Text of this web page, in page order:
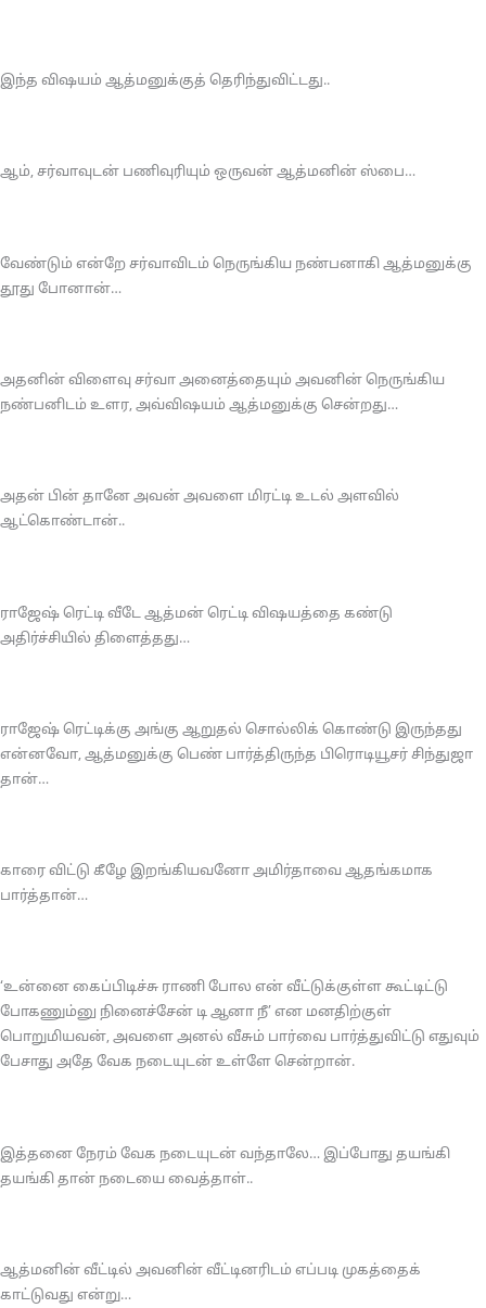
இந்த விஷயம் ஆத்மனுக்குத் தெரிந்துவிட்டது..
ஆம், சர்வாவுடன் பணிவுரியும் ஒருவன் ஆத்மனின் ஸ்பை…
வேண்டும் என்றே சர்வாவிடம் நெருங்கிய நண்பனாகி ஆத்மனுக்கு
தூது போனான்…
அதனின் விளைவு சர்வா அனைத்தையும் அவனின் நெருங்கிய
நண்பனிடம் உளர, அவ்விஷயம் ஆத்மனுக்கு சென்றது…
அதன் பின் தானே அவன் அவளை மிரட்டி உடல் அளவில்
ஆட்கொண்டான்..
ராஜேஷ் ரெட்டி வீடே ஆத்மன் ரெட்டி விஷயத்தை கண்டு
அதிர்ச்சியில் திளைத்தது…
ராஜேஷ் ரெட்டிக்கு அங்கு ஆறுதல் சொல்லிக் கொண்டு இருந்தது
என்னவோ, ஆத்மனுக்கு பெண் பார்த்திருந்த பிரொடியூசர் சிந்துஜா
தான்…
காரை விட்டு கீழே இறங்கியவனோ அமிர்தாவை ஆதங்கமாக
பார்த்தான்…
‘உன்னை கைப்பிடிச்சு ராணி போல என் வீட்டுக்குள்ள கூட்டிட்டு
போகணும்னு நினைச்சேன் டி ஆனா நீ’ என மனதிற்குள்
பொறுமியவன், அவளை அனல் வீசும் பார்வை பார்த்துவிட்டு எதுவும்
பேசாது அதே வேக நடையுடன் உள்ளே சென்றான்.
இத்தனை நேரம் வேக நடையுடன் வந்தாலே… இப்போது தயங்கி
தயங்கி தான் நடையை வைத்தாள்..
ஆத்மனின் வீட்டில் அவனின் வீட்டினரிடம் எப்படி முகத்தைக்
காட்டுவது என்று…